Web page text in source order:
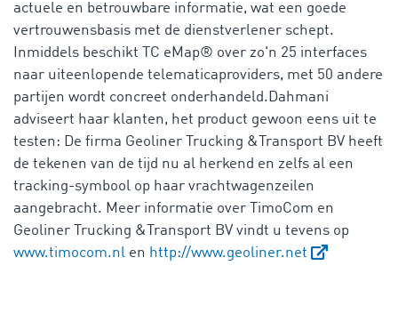
actuele en betrouwbare informatie, wat een goede
vertrouwensbasis met de dienstverlener schept.
Inmiddels beschikt TC eMap® over zo'n 25 interfaces
naar uiteenlopende telematicaproviders, met 50 andere
partijen wordt concreet onderhandeld.Dahmani
adviseert haar klanten, het product gewoon eens uit te
testen: De firma Geoliner Trucking &Transport BV heeft
de tekenen van de tijd nu al herkend en zelfs al een
tracking-symbool op haar vrachtwagenzeilen
aangebracht. Meer informatie over TimoCom en
Geoliner Trucking &Transport BV vindt u tevens op
www.timocom.nl en http://www.geoliner.net